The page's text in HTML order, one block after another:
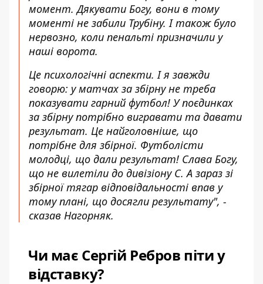
момент. Дякувати Богу, вони в тому
моменті не забили Трубіну. І також було
нервозно, коли пенальті призначили у
наші ворота.
Це психологічні аспекти. І я завжди
говорю: у матчах за збірну не треба
показувати гарний футбол! У поєдинках
за збірну потрібно вигравати та давати
результат. Це найголовніше, що
потрібне для збірної. Футболісти
молодці, що дали результат! Слава Богу,
що не вилетіли до дивізіону С. А зараз зі
збірної тягар відповідальності впав у
тому плані, що досягли результату", -
сказав Нагорняк.
Чи має Сергій Ребров піти у
відставку?